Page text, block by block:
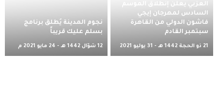
العزبي يعلن إنطلاق الموسم
السادس لمهرجان إيجي
فاشون الدولي من القاهرة
سبتمبر القادم
21 ذو الحجة 1442 هـ - 31 يوليو 2021
نجوم المدينة يُطلق برنامج
بسلم عليك قريباً
12 شوّال 1442 هـ - 24 مايو 2021 م